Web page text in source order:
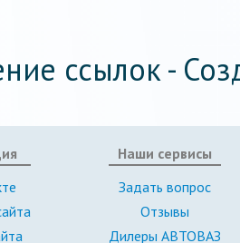
ссылок -
Наши сервисы
Задать вопрос
Отзывы
Дилеры АВТОВАЗ